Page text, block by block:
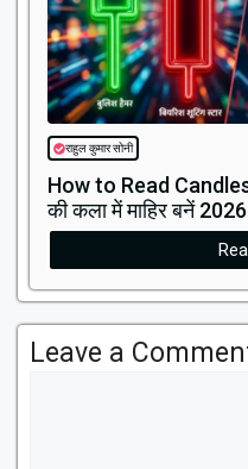
राहुल कुमार सोनी
How to Read
की कला में माहिर बनें
Leave a